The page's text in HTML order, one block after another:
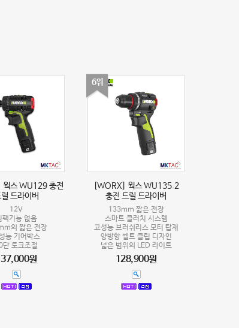
웍스 WU129 충전
드라이버
12V
팩기능 없음
의 짧은 전장
능 기어박스
단 토크조절
원
6위
[WORX] 웍스 WU135.2
충전 드릴 드라이버
133mm 짧은 전장
스마트 클러치 시스템
고성능 브러쉬리스 모터 탑재
양방향 벨트 클립 디자인
넓은 범위의 LED 라이트
128,900원